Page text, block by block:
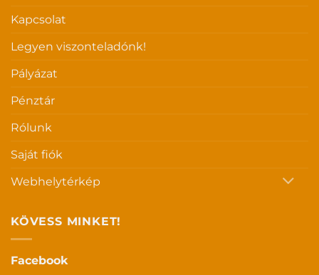
Kapcsolat
Legyen viszonteladónk!
Pályázat
Pénztár
Rólunk
Saját fiók
Webhelytérkép
KÖVESS MINKET!
Facebook